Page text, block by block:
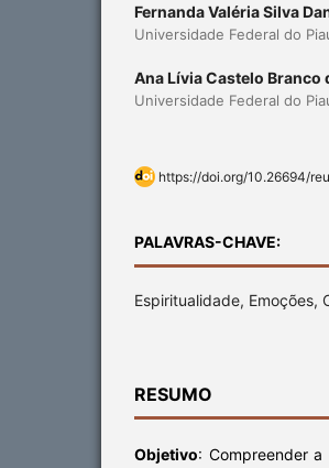
Fernanda Valéria Silva
Universidade Federal do
Ana Lívia Castelo Branco
Universidade Federal do
https://doi.org/10.26694/
PALAVRAS-CHAVE:
Espiritualidade, Emoções,
RESUMO
Objetivo: Compreender